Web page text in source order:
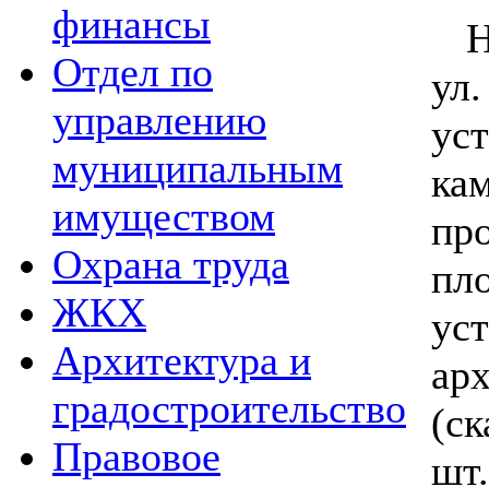
финансы
Отдел по
управлению
муниципальным
имуществом
Охрана труда
ЖКХ
Архитектура и
градостроительство
Правовое